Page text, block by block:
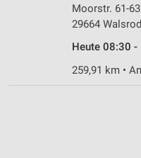
Moorstr. 61-63
29664
Heute 08:30 -
259,91 km •